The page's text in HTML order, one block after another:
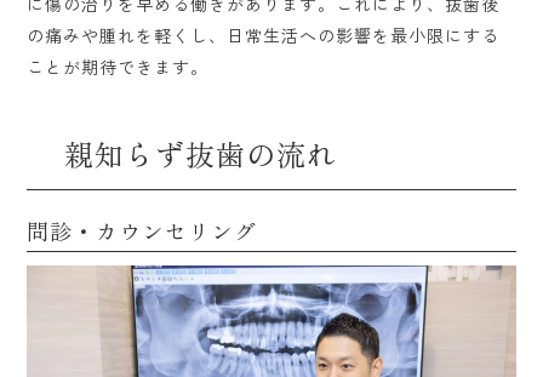
の痛みや腫れを軽くし、日常生活への影響を最小限にする
ことが期待できます。
親知らず抜歯の流れ
問診・カウンセリング